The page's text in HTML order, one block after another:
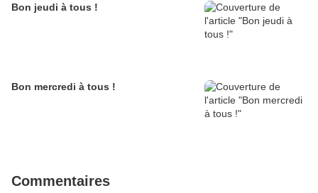
Bon jeudi à tous !
Bon mercredi à tous !
Commentaires